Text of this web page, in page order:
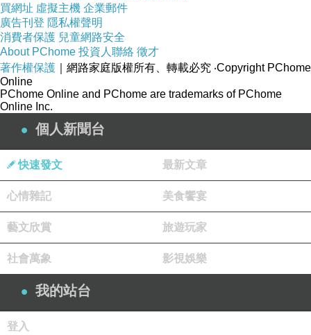
一襲白衣
巧了，約好的日子 車庫大門打不開 急得滿頭大漢 妳已經出門 虛
驚一場，趕到高鐵左營站恰好 新加坡，我只去過一次 妳的行程
總是排的
2026-08-08
半百之後
年過半百後 他的眼睛 仍會被美麗的身影所擊中 不是愛 也不是罪
只是肉身深處 一條尚未熄滅的河流 仍渴望奔向遠方 歲月已經
買網址 虛擬主機 企業郵件
廣告刊登 隱私權聲明
消費者保護 兒童網路安全
About PChome 投資人聯絡 徵才
著作權保護 ｜網路家庭版權所有、轉載必究 ‧Copyright PChome
Online
PChome Online and PChome are trademarks of PChome
Online Inc.
個人新聞台
快速發文 最新文章
心情雜記 美食饗宴
藝文欣賞 旅遊玩家
社會萬象 影視娛樂
我的站台
登入